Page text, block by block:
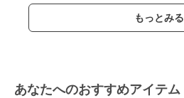
もっとみる
あなたへのおすすめアイテム